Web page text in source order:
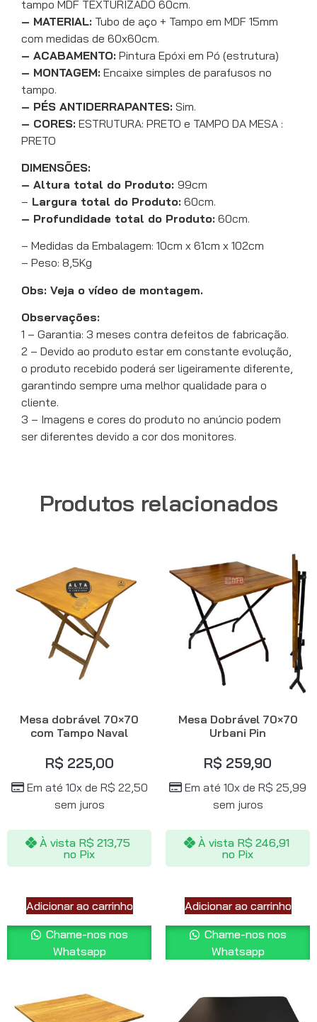
tampo MDF TEXTURIZADO 60cm.
– MATERIAL: Tubo de aço + Tampo em MDF 15mm
com medidas de 60x60cm.
– ACABAMENTO: Pintura Epóxi em Pó (estrutura)
– MONTAGEM: Encaixe simples de parafusos no
tampo.
– PÉS ANTIDERRAPANTES: Sim.
– CORES: ESTRUTURA: PRETO e TAMPO DA MESA :
PRETO
DIMENSÕES:
– Altura total do Produto: 99cm
– Largura total do Produto: 60cm.
– Profundidade total do Produto: 60cm.
– Medidas da Embalagem: 10cm x 61cm x 102cm
– Peso: 8,5Kg
Obs: Veja o vídeo de montagem.
Observações:
1 – Garantia: 3 meses contra defeitos de fabricação.
2 – Devido ao produto estar em constante evolução,
o produto recebido poderá ser ligeiramente diferente,
garantindo sempre uma melhor qualidade para o
cliente.
3 – Imagens e cores do produto no anúncio podem
ser diferentes devido a cor dos monitores.
Produtos relacionados
Mesa dobrável 70×70
com Tampo Naval
R$ 225,00
Em até 10x de R$ 22,50
sem juros
À vista R$ 213,75
no Pix
Adicionar ao carrinho
Chame-nos nos
Whatsapp
Mesa Dobrável 70×70
Urbani Pin
R$ 259,90
Em até 10x de R$ 25,99
sem juros
À vista R$ 246,91
no Pix
Adicionar ao carrinho
Chame-nos nos
Whatsapp